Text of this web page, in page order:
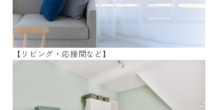
【リビング・応接間など】